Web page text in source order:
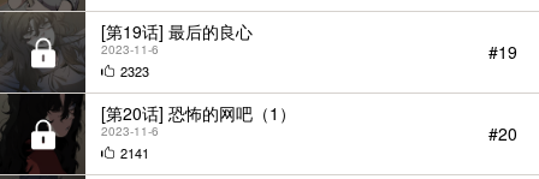
[第19话] 最后的良心
2023-11-6
2323
#19
[第20话] 恐怖的网吧（1）
2023-11-6
2141
#20